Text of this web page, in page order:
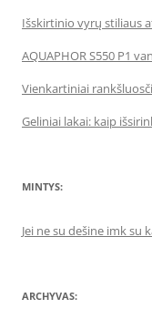
Išskirtinio vyrų stiliaus
AQUAPHOR S550 P1
Vienkartiniai
Geliniai lakai: kaip
MINTYS:
Jei ne su dešine imk su
ARCHYVAS: